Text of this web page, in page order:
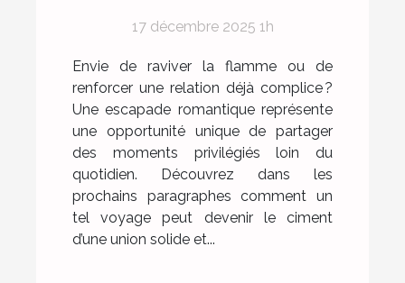
complicité?
17 décembre 2025 1h
Envie de raviver la flamme ou de
renforcer une relation déjà complice ?
Une escapade romantique représente
une opportunité unique de partager
des moments privilégiés loin du
quotidien. Découvrez dans les
prochains paragraphes comment un
tel voyage peut devenir le ciment
d’une union solide et...